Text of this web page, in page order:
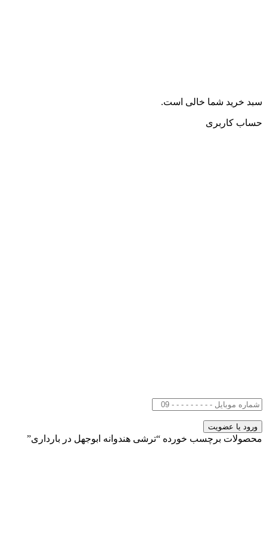
سبد خرید شما خالی است.
حساب کاربری
محصولات برچسب خورده “ترشی هندوانه ابوجهل در بارداری”